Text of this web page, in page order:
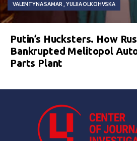
VALENTYNA SAMAR YULIIA OLKOHVSKA
Putin’s Hucksters. How
Bankrupted Melitopol
Parts Plant